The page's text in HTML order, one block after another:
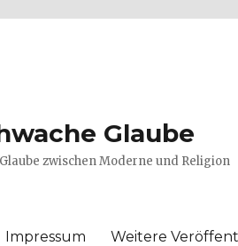
Glaube
zwischen Moderne und Religion
Impressum Weitere